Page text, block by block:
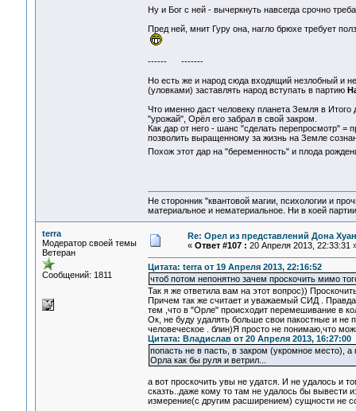
Ну и Бог с ней - вычеркнуть навсегда срочно
Пред ней, мнит Гуру она, нагло брюхе требует
------ -------
Но есть же и народ сюда входящий незлобный и
(уловками) заставлять народ вступать в партию
Что именно даст человеку планета Земля в
"урожай", Орёл его забрал в свой закром.
Как дар от него - шанс "сделать перепросмотр" =
позволить выращенному за жизнь на Земле
Похож этот дар на "беременность" и плода
Не сторонник "квантовой магии, психологии и
материальное и нематериальное. Ни в коей
terra
Модератор своей темы
Ветеран
Сообщений: 1811
Re: Орел из представлений Дона
« Ответ #107 : 20 Апреля 2013, 22:33:31
Цитата: terra от 19 Апреля 2013, 22:16:52
чтоб потом непонятно зачем проскочить мимо
Так я же ответила вам на этот вопрос))
Причем так же считает и уважаемый СИД .
тем ,что в "Орле" происходит перемешивание в
Ок, не буду удалять больше свои пакостные и
человеческое . блин)Я просто не понимаю,что
Цитата: Владислав от 20 Апреля 2013, 16:27:00
попасть не в пасть, в закром (укромное место),
Орла как бы руля и ветрил...
а вот проскочить увы не удатся. И не удалось и
сказть..даже кому то там не удалось бы вывести
измерение(с другим расширением) сущности не